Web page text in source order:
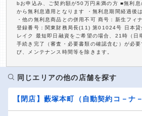
bお申込み、ご契約額が50万円未満の方 ■無利息
から無利息適用となります ・無利息期間経過後
・他の無利息商品との併用不可 商号：新生フィ
登録番号：関東財務局長(11) 第01024号 日本
レイク 最短即日融資をご希望の場合、21時（日
手続き完了（審査・必要書類の確認含む）が必
び、メンテナンス時間等を除きます。
同じエリアの他の店舗を探す
【閉店】藪塚本町（自動契約コ－ナ－